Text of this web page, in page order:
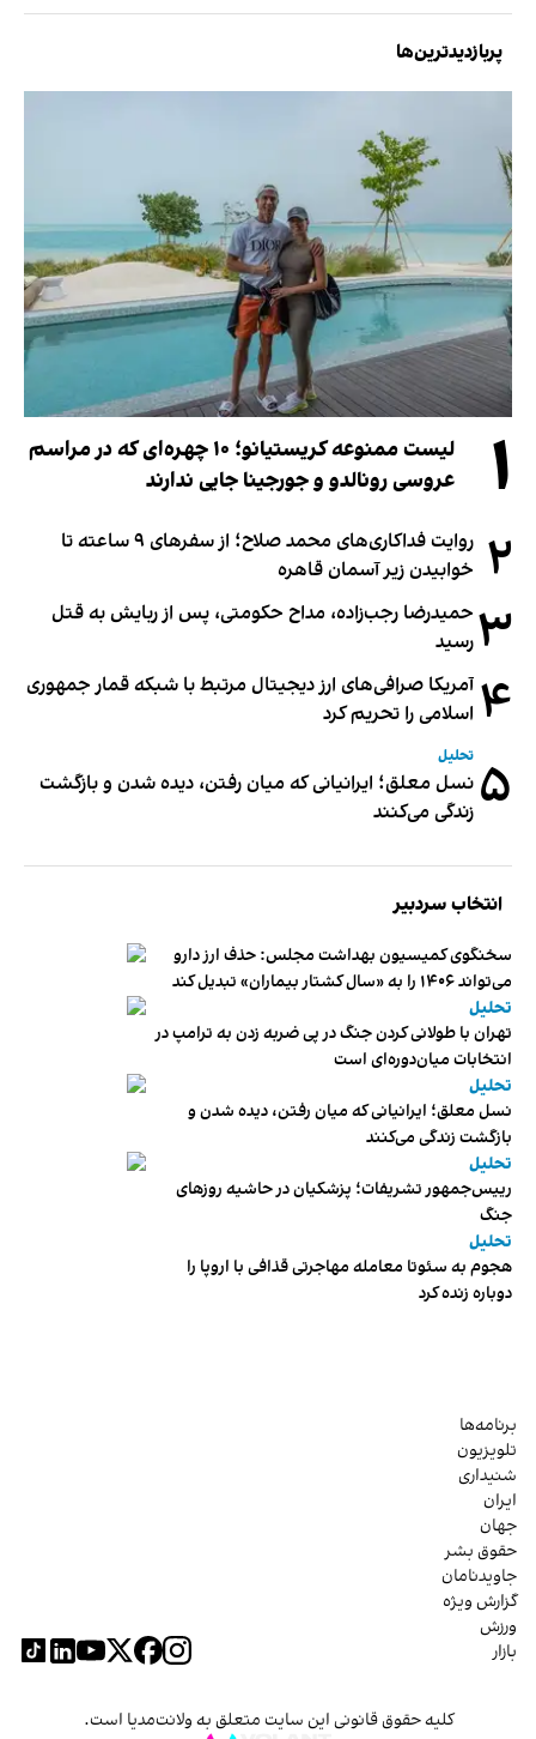
پربازدیدترین‌ها
۱
لیست ممنوعه کریستیانو؛ ۱۰ چهره‌ای که در مراسم
عروسی رونالدو و جورجینا جایی ندارند
۲
روایت فداکاری‌های محمد صلاح؛ از سفرهای ۹ ساعته تا
خوابیدن زیر آسمان قاهره
۳ حمیدرضا رجب‌زاده، مداح حکومتی، پس از ربایش به قتل
رسید
۴ آمریکا صرافی‌های ارز دیجیتال مرتبط با شبکه قمار جمهوری
اسلامی را تحریم کرد
۵ تحلیل
نسل معلق؛ ایرانیانی که میان رفتن، دیده شدن و بازگشت
زندگی می‌کنند
انتخاب سردبیر
سخنگوی کمیسیون بهداشت مجلس: حذف ارز دارو
می‌تواند ۱۴۰۶ را به «سال کشتار بیماران» تبدیل کند
تحلیل
تهران با طولانی کردن جنگ در پی ضربه زدن به ترامپ در
انتخابات میان‌دوره‌ای است
تحلیل
نسل معلق؛ ایرانیانی که میان رفتن، دیده شدن و
بازگشت زندگی می‌کنند
تحلیل
رییس‌جمهور تشریفات؛ پزشکیان در حاشیه روزهای
جنگ
تحلیل
هجوم به سئوتا معامله مهاجرتی قذافی با اروپا را
دوباره زنده کرد
برنامه‌ها
تلویزیون
شنیداری
ایران
جهان
حقوق بشر
جاویدنامان
گزارش ویژه
ورزش
بازار
کلیه حقوق قانونی این سایت متعلق به ولانت‌مدیا است.